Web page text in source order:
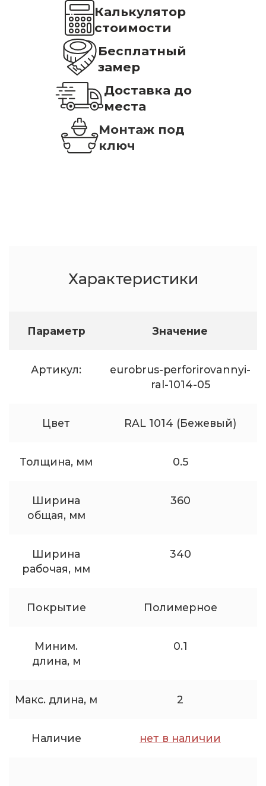
Калькулятор
стоимости
Бесплатный
замер
Доставка до
места
Монтаж под
ключ
Характеристики
Параметр Значение
Артикул:
eurobrus-perforirovannyi-
ral-1014-05
Цвет RAL 1014 (Бежевый)
Толщина, мм 0.5
Ширина
общая, мм
360
Ширина
рабочая, мм
340
Покрытие Полимерное
Миним.
длина, м
0.1
Макс. длина, м 2
Наличие нет в наличии